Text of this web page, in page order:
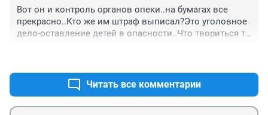
Вот он и контроль органов опеки..на бумагах все
прекрасно..Кто же им штраф выписал?Это уголовное
дело-оставление детей в опасности..Что твориться то
Читать все комментарии